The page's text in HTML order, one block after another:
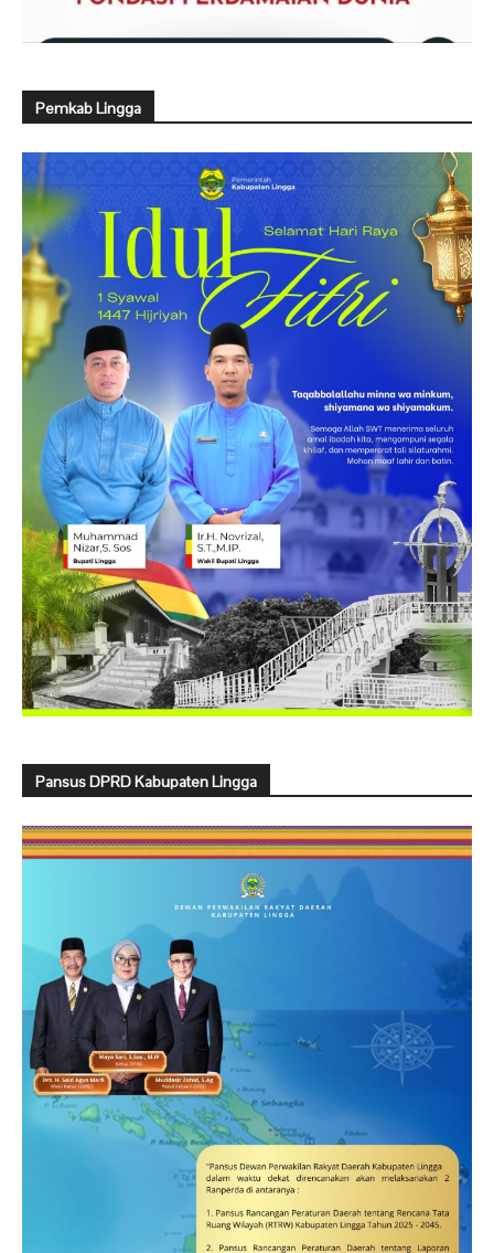
Pemkab Lingga
Pansus DPRD Kabupaten Lingga